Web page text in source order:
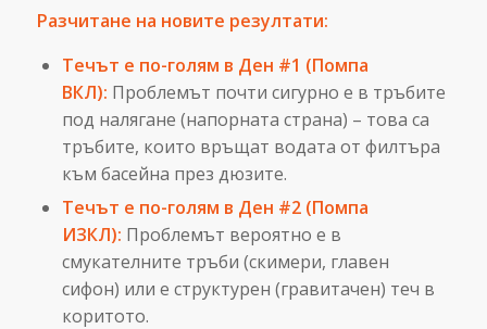
Разчитане на новите резултати:
Течът е по-голям в Ден #1 (Помпа
ВКЛ): Проблемът почти сигурно е в тръбите
под налягане (напорната страна) – това са
тръбите, които връщат водата от филтъра
към басейна през дюзите.
Течът е по-голям в Ден #2 (Помпа
ИЗКЛ): Проблемът вероятно е в
смукателните тръби (скимери, главен
сифон) или е структурен (гравитачен) теч в
коритото.